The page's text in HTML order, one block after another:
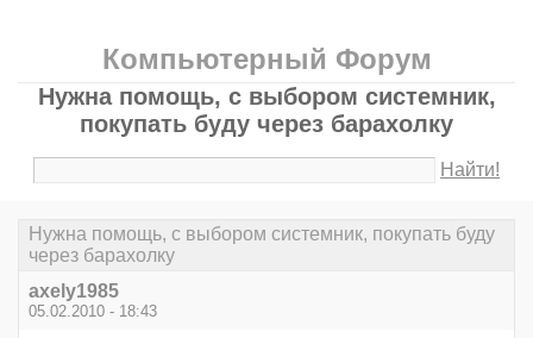
Компьютерный Форум
Нужна помощь, с выбором системник,
покупать буду через барахолку
Найти!
Нужна помощь, с выбором системник, покупать буду
через барахолку
axely1985
05.02.2010 - 18:43